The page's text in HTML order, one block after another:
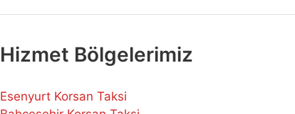
Hizmet Bölgelerimiz
Esenyurt Korsan Taksi